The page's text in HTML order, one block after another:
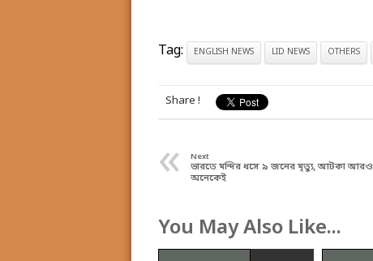
Tag: ENGLISH NEWS LID NEWS OTHERS
Share !
« Next
ভারতে মন্দির ধসে ৯ জনের মৃত্যু, আটকা আরও
অনেকেই
You May Also Like...